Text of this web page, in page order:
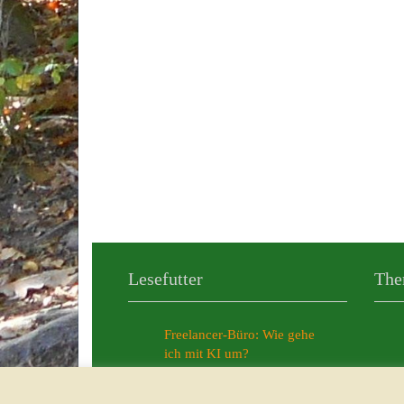
Lesefutter
Freelancer-Büro: Wie gehe
ich mit KI um?